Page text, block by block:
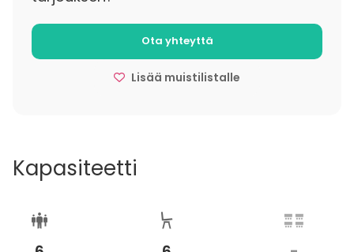
Ota yhteyttä
Lisää muistilistalle
Kapasiteetti